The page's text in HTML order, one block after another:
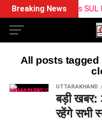
Breaking NewsBPH vs SUL
All posts
UTTARAKHAND
बड़ी खबर:
रहेंगे सभी